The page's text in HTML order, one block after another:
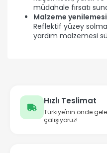
müdahale fırsatı
Malzeme
Reflektif yüzey
yardım malzemesi
Hızlı Teslimat
Türkiye'nin önde
çalışıyoruz!